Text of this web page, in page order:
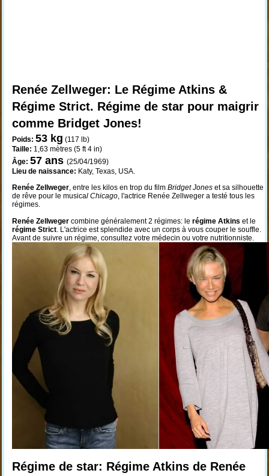
Renée Zellweger: Le Régime Atkins &
Régime Strict. Régime de star pour maigrir
comme Bridget Jones!
Poids: 53 kg (117 lb)
Taille: 1,63 mètres (5 ft 4 in)
Âge: 57ans (25/04/1969)
Lieu de naissance: Katy, Texas, USA.
Renée Zellweger, entre les kilos en trop du film Bridget Joneset sa silhouette
de rêve pour le musical Chicago, l'actrice Renée Zellweger a testé tous les
régimes.
Renée Zellweger combine généralement 2 régimes: le régime Atkins et le
régime Strict. L'actrice est splendide avec un corps à vous couper le souffle.
Avant de suivre un régime, consultez votre médecin ou votre nutritionniste.
Régime de star: Régime Atkins de Renée